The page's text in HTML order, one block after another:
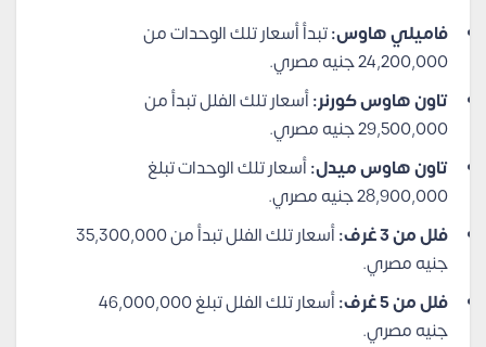
فاميلي هاوس:تبدأ أسعار تلك الوحدات من
24,200,000 جنيه مصري.
تاون هاوس كورنر:أسعار تلك الفلل تبدأ من
29,500,000 جنيه مصري.
تاون هاوس ميدل:أسعار تلك الوحدات تبلغ
28,900,000 جنيه مصري.
فلل من 3 غرف:
أسعار تلك الفلل تبدأ من 35,300,000
جنيه مصري.
فلل من 5 غرف:
أسعار تلك الفلل تبلغ 46,000,000
جنيه مصري.